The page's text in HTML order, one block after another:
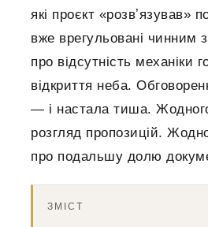
які проєкт «розвʼязував»
вже врегульовані чинним
про відсутність механіки
відкриття неба.
— і настала тиша.
розгляд пропозицій.
про подальшу долю
ЗМІСТ